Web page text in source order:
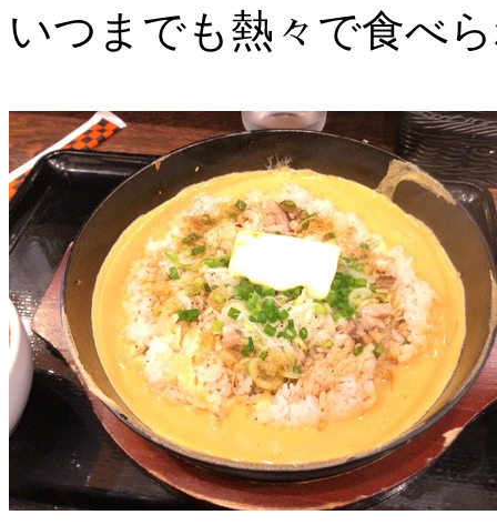
いつまでも熱々で食べ